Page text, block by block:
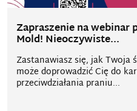
Zapraszenie na webinar
Mold! Nieoczywiste...
Zastanawiasz się, jak Twoja
może doprowadzić Cię do
przeciwdziałania praniu...